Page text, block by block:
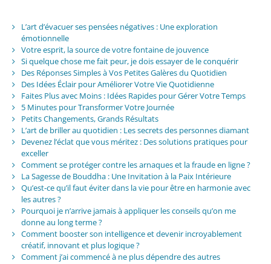
L’art d’évacuer ses pensées négatives : Une exploration
émotionnelle
Votre esprit, la source de votre fontaine de jouvence
Si quelque chose me fait peur, je dois essayer de le conquérir
Des Réponses Simples à Vos Petites Galères du Quotidien
Des Idées Éclair pour Améliorer Votre Vie Quotidienne
Faites Plus avec Moins : Idées Rapides pour Gérer Votre Temps
5 Minutes pour Transformer Votre Journée
Petits Changements, Grands Résultats
L’art de briller au quotidien : Les secrets des personnes diamant
Devenez l’éclat que vous méritez : Des solutions pratiques pour
exceller
Comment se protéger contre les arnaques et la fraude en ligne ?
La Sagesse de Bouddha : Une Invitation à la Paix Intérieure
Qu’est-ce qu’il faut éviter dans la vie pour être en harmonie avec
les autres ?
Pourquoi je n’arrive jamais à appliquer les conseils qu’on me
donne au long terme ?
Comment booster son intelligence et devenir incroyablement
créatif, innovant et plus logique ?
Comment j’ai commencé à ne plus dépendre des autres